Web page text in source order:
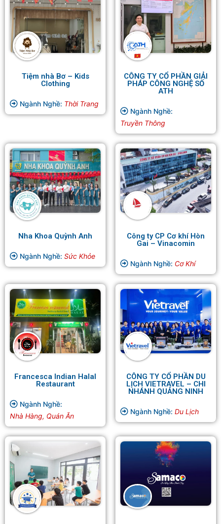
Tiệm nhà Bơ – Kids
Clothing
Ngành Nghề: Thời Trang
CÔNG TY CỔ PHẦN GIẢI
PHÁP CÔNG NGHỆ SỐ
ATH
Ngành Nghề:
Truyền Thông
Nha Khoa Quỳnh Anh
Ngành Nghề: Sức Khỏe
Công ty CP Cơ khí Hòn
Gai – Vinacomin
Ngành Nghề: Cơ Khí
Francesca Indian Halal
Restaurant
Ngành Nghề:
Nhà Hàng, Quán Ăn
CÔNG TY CỔ PHẦN DU
LỊCH VIETRAVEL – CHI
NHÁNH QUẢNG NINH
Ngành Nghề: Du Lịch